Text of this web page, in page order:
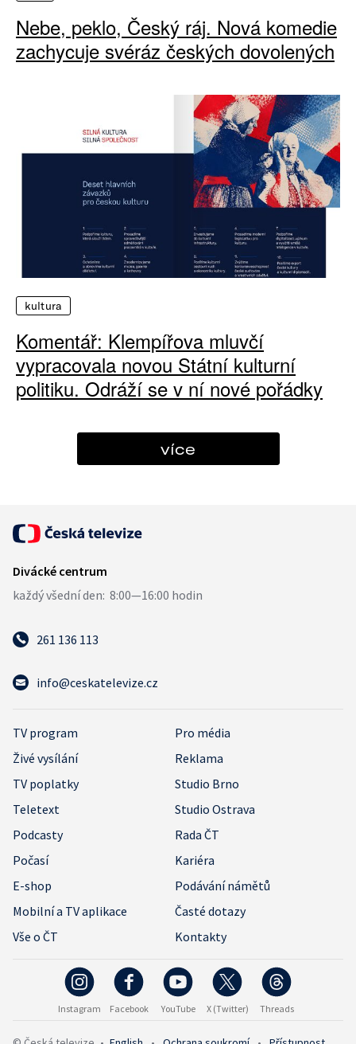
Nebe, peklo, Český ráj. Nová komedie
zachycuje svéráz českých dovolených
kultura
Komentář: Klempířova mluvčí
vypracovala novou Státní kulturní
politiku. Odráží se v ní nové pořádky
více
261 136 113
info@ceskatelevize.cz
TV program
Pro média
Živé vysílání
Reklama
TV poplatky
Studio Brno
Teletext
Studio Ostrava
Podcasty
Rada ČT
Počasí
Kariéra
E-shop
Podávání námětů
Mobilní a TV aplikace
Časté dotazy
Vše o ČT
Kontakty
Instagram Facebook YouTube X (Twitter) Threads